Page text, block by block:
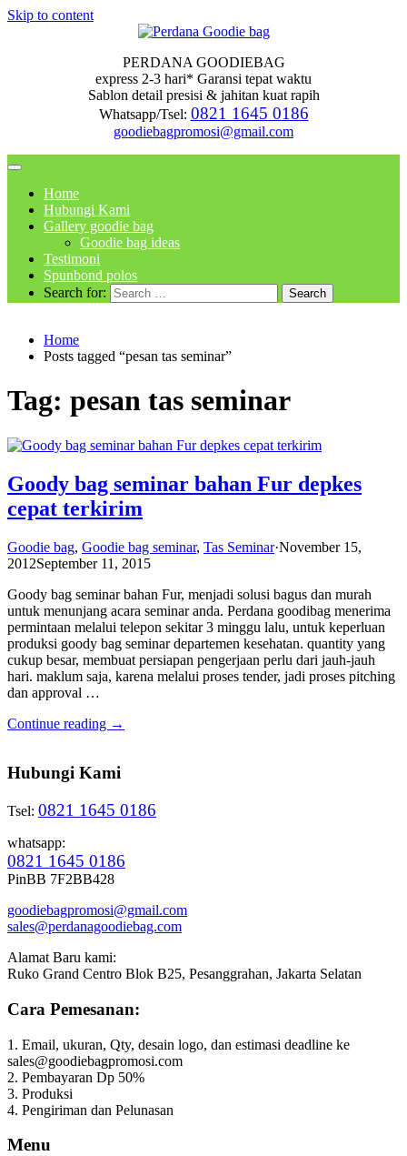
Skip to content
PERDANA GOODIEBAG
express 2-3 hari* Garansi tepat waktu
Sablon detail presisi & jahitan kuat rapih
Whatsapp/Tsel: 0821 1645 0186
goodiebagpromosi@gmail.com
Home
Hubungi Kami
Gallery goodie bag
Goodie bag ideas
Testimoni
Spunbond polos
Search for:
Home
Posts tagged “pesan tas seminar”
Tag: pesan tas seminar
Goody bag seminar bahan Fur depkes
cepat terkirim
Goodie bag, Goodie bag seminar, Tas Seminar·November 15,
2012September 11, 2015
Goody bag seminar bahan Fur, menjadi solusi bagus dan murah
untuk menunjang acara seminar anda. Perdana goodibag menerima
permintaan melalui telepon sekitar 3 minggu lalu, untuk keperluan
produksi goody bag seminar departemen kesehatan. quantity yang
cukup besar, membuat persiapan pengerjaan perlu dari jauh-jauh
hari. maklum saja, karena melalui proses tender, jadi proses pitching
dan approval …
Continue reading →
Hubungi Kami
Tsel: 0821 1645 0186
whatsapp:
0821 1645 0186
PinBB 7F2BB428
goodiebagpromosi@gmail.com
sales@perdanagoodiebag.com
Alamat Baru kami:
Ruko Grand Centro Blok B25, Pesanggrahan, Jakarta Selatan
Cara Pemesanan:
1. Email, ukuran, Qty, desain logo, dan estimasi deadline ke
sales@goodiebagpromosi.com
2. Pembayaran Dp 50%
3. Produksi
4. Pengiriman dan Pelunasan
Menu